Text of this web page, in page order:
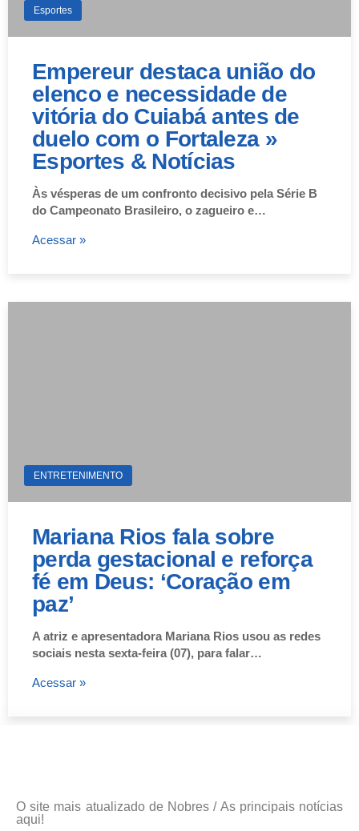
Esportes
Empereur destaca união do
elenco e necessidade de
vitória do Cuiabá antes de
duelo com o Fortaleza »
Esportes & Notícias
Às vésperas de um confronto decisivo pela Série B
do Campeonato Brasileiro, o zagueiro e…
Acessar »
ENTRETENIMENTO
Mariana Rios fala sobre
perda gestacional e reforça
fé em Deus: ‘Coração em
paz’
A atriz e apresentadora Mariana Rios usou as redes
sociais nesta sexta-feira (07), para falar…
Acessar »
O site mais atualizado de Nobres / As principais notícias
aqui!